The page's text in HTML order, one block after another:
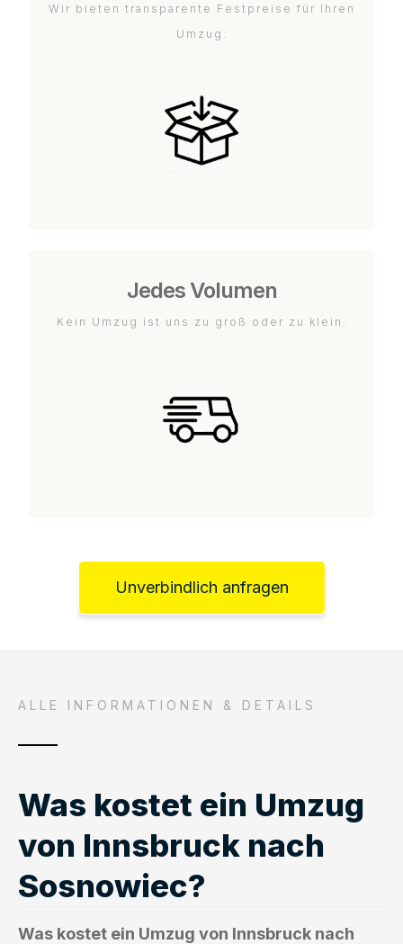
Wir bieten transparente Festpreise für Ihren
Umzug.
Jedes Volumen
Kein Umzug ist uns zu groß oder zu klein.
Unverbindlich anfragen
ALLE INFORMATIONEN & DETAILS
Was kostet ein Umzug
von Innsbruck nach
Sosnowiec?
Was kostet ein Umzug von Innsbruck nach